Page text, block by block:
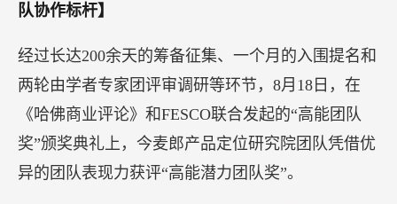
队协作标杆】
经过长达200余天的筹备征集、一个月的入围提名和
两轮由学者专家团评审调研等环节，8月18日，在
《哈佛商业评论》和FESCO联合发起的“高能团队
奖”颁奖典礼上，今麦郎产品定位研究院团队凭借优
异的团队表现力获评“高能潜力团队奖”。